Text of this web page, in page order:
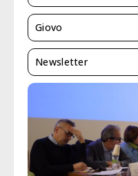
Giovo
Newsletter